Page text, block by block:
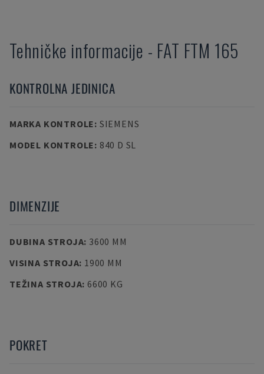
Tehničke informacije - FAT FTM 165
KONTROLNA JEDINICA
MARKA KONTROLE: SIEMENS
MODEL KONTROLE: 840 D SL
DIMENZIJE
DUBINA STROJA: 3600 MM
VISINA STROJA: 1900 MM
TEŽINA STROJA: 6600 KG
POKRET